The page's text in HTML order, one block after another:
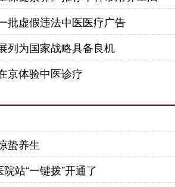
疼痛的患侧胳膊紧贴胸口，手搭
健侧手托住肘尖向上抬，抬举过
保持紧贴胸口，引伸过程中会有
受为限。
批虚假违法中医医疗广告
列为国家战略具备良机
京体验中医诊疗
蛰养生
站“一键拨”开通了